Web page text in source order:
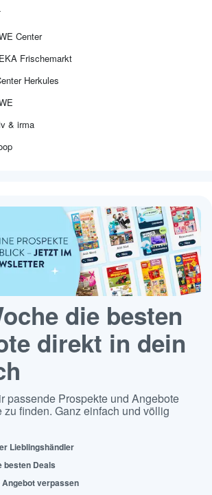
Center
Frischemarkt
Herkules
& irma
die besten
direkt in dein
passende Prospekte und Angebote
finden. Ganz einfach und völlig
Lieblingshändler
besten Deals
verpassen